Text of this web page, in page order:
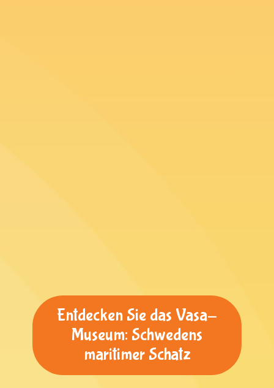
Entdecken Sie das Vasa-
Museum: Schwedens
maritimer Schatz